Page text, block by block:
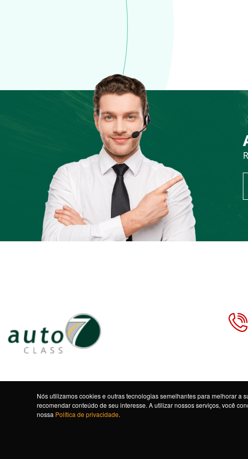
Nós utilizamos cookies e outras tecnologias semelhantes para melhorar
recomendar conteúdo de seu interesse. A utilizar nossos serviços, você
nossa Política de privacidade.